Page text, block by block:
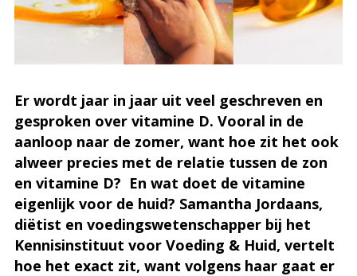
Er wordt jaar in jaar uit veel geschreven en
gesproken over vitamine D. Vooral in de
aanloop naar de zomer, want hoe zit het ook
alweer precies met de relatie tussen de zon
en vitamine D? En wat doet de vitamine
eigenlijk voor de huid? Samantha Jordaans,
diëtist en voedingswetenschapper bij het
Kennisinstituut voor Voeding & Huid, vertelt
hoe het exact zit, want volgens haar gaat er